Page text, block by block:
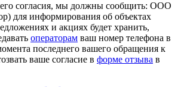
согласия, мы должны сообщить: ООО
для информирования об объектах
и акциях будет хранить,
операторам ваш номер телефона в
последнего вашего обращения к
ваше согласие в форме отзыва в